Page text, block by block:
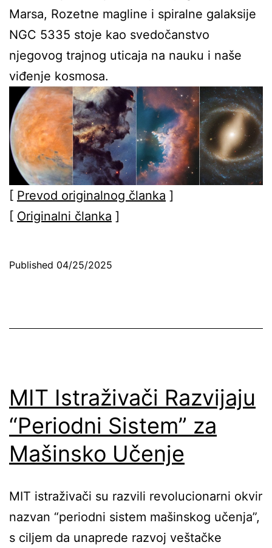
Marsa, Rozetne magline i spiralne galaksije
NGC 5335 stoje kao svedočanstvo
njegovog trajnog uticaja na nauku i naše
viđenje kosmosa.
[ Prevod originalnog članka ]
[ Originalni članka ]
Published 04/25/2025
MIT Istraživači Razvijaju
“Periodni Sistem” za
Mašinsko Učenje
MIT istraživači su razvili revolucionarni okvir
nazvan “periodni sistem mašinskog učenja”,
s ciljem da unaprede razvoj veštačke